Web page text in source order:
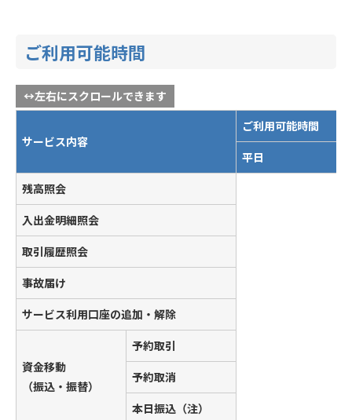
ご利用可能時間
サービス内容
ご利用可能時間
平日
残高照会
入出金明細照会
取引履歴照会
事故届け
サービス利用口座の追加・解除
資金移動
（振込・振替）
予約取引
予約取消
本日振込（注）